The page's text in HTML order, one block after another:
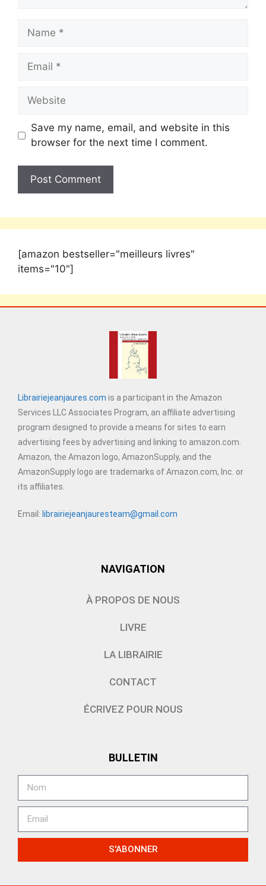
Save my name, email, and website in this
browser for the next time I comment.
[amazon bestseller="meilleurs livres"
items="10"]
Librairiejeanjaures.com is a participant in the Amazon
Services LLC Associates Program, an affiliate advertising
program designed to provide a means for sites to earn
advertising fees by advertising and linking to amazon.com.
Amazon, the Amazon logo, AmazonSupply, and the
AmazonSupply logo are trademarks of Amazon.com, Inc. or
its affiliates.
Email: librairiejeanjauresteam@gmail.com
NAVIGATION
À PROPOS DE NOUS
LIVRE
LA LIBRAIRIE
CONTACT
ÉCRIVEZ POUR NOUS
BULLETIN
S'ABONNER